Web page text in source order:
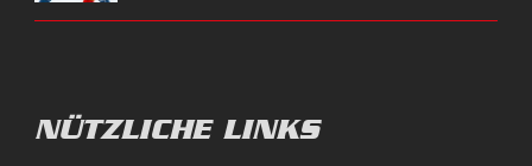
NÜTZLICHE LINKS